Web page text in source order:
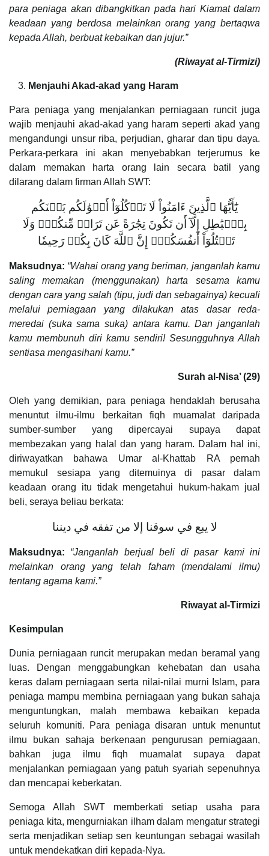
para peniaga akan dibangkitkan pada hari Kiamat dalam
keadaan yang berdosa melainkan orang yang bertaqwa
kepada Allah, berbuat kebaikan dan jujur.”
(Riwayat al-Tirmizi)
Menjauhi Akad-akad yang Haram
Para peniaga yang menjalankan perniagaan runcit juga
wajib menjauhi akad-akad yang haram seperti akad yang
mengandungi unsur riba, perjudian, gharar dan tipu daya.
Perkara-perkara ini akan menyebabkan terjerumus ke
dalam memakan harta orang lain secara batil yang
dilarang dalam firman Allah SWT:
يَٰٓأَيُّهَا ٱلَّذِينَ ءَامَنُواْ ‌لَا ‌تَأۡكُلُوٓاْ ‌أَمۡوَٰلَكُم بَيۡنَكُم
بِٱلۡبَٰطِلِ إِلَّآ أَن تَكُونَ تِجَٰرَةً عَن تَرَاضٖ مِّنكُمۡۚ وَلَا
تَقۡتُلُوٓاْ أَنفُسَكُمۡۚ إِنَّ ٱللَّهَ كَانَ بِكُمۡ رَحِيمٗا
Maksudnya: “Wahai orang yang beriman, janganlah kamu
saling memakan (menggunakan) harta sesama kamu
dengan cara yang salah (tipu, judi dan sebagainya) kecuali
melalui perniagaan yang dilakukan atas dasar reda-
meredai (suka sama suka) antara kamu. Dan janganlah
kamu membunuh diri kamu sendiri! Sesungguhnya Allah
sentiasa mengasihani kamu.”
Surah al-Nisa’ (29)
Oleh yang demikian, para peniaga hendaklah berusaha
menuntut ilmu-ilmu berkaitan fiqh muamalat daripada
sumber-sumber yang dipercayai supaya dapat
membezakan yang halal dan yang haram. Dalam hal ini,
diriwayatkan bahawa Umar al-Khattab RA pernah
memukul sesiapa yang ditemuinya di pasar dalam
keadaan orang itu tidak mengetahui hukum-hakam jual
beli, seraya beliau berkata:
لا يبع في سوقنا إلا من تفقه في ديننا
Maksudnya: “Janganlah berjual beli di pasar kami ini
melainkan orang yang telah faham (mendalami ilmu)
tentang agama kami.”
Riwayat al-Tirmizi
Kesimpulan
Dunia perniagaan runcit merupakan medan beramal yang
luas. Dengan menggabungkan kehebatan dan usaha
keras dalam perniagaan serta nilai-nilai murni Islam, para
peniaga mampu membina perniagaan yang bukan sahaja
menguntungkan, malah membawa kebaikan kepada
seluruh komuniti. Para peniaga disaran untuk menuntut
ilmu bukan sahaja berkenaan pengurusan perniagaan,
bahkan juga ilmu fiqh muamalat supaya dapat
menjalankan perniagaan yang patuh syariah sepenuhnya
dan mencapai keberkatan.
Semoga Allah SWT memberkati setiap usaha para
peniaga kita, mengurniakan ilham dalam mengatur strategi
serta menjadikan setiap sen keuntungan sebagai wasilah
untuk mendekatkan diri kepada-Nya.